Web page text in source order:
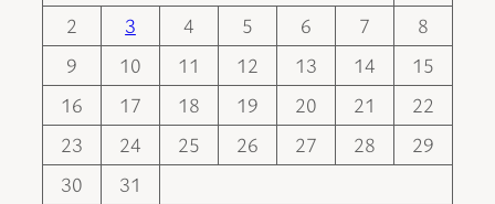
2
3 4 5 6 7
8
9
10 11 12 13 14
15
16
17 18 19 20 21
22
23
24 25 26 27 28
29
30
31